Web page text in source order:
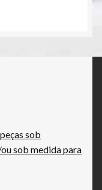
sob
sob medida para